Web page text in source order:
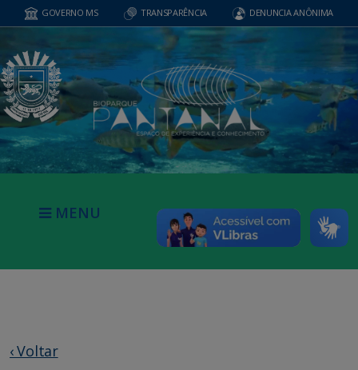
GOVERNO MS TRANSPARÊNCIA DENUNCIA ANÔNIMA
MENU
‹ Voltar